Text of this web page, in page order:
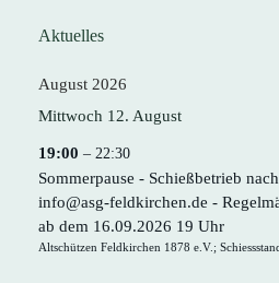
Aktuelles
August 2026
Mittwoch 12. August
19:00 – 22:30
Sommerpause - Schießbetrieb
info@asg-feldkirchen.de -
ab dem 16.09.2026 19 Uhr
Altschützen Feldkirchen 1878 e.V.;